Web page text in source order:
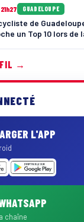
GUADELOUPE
de
un Top 10 lors de
FIL →
L'APP
chaîne